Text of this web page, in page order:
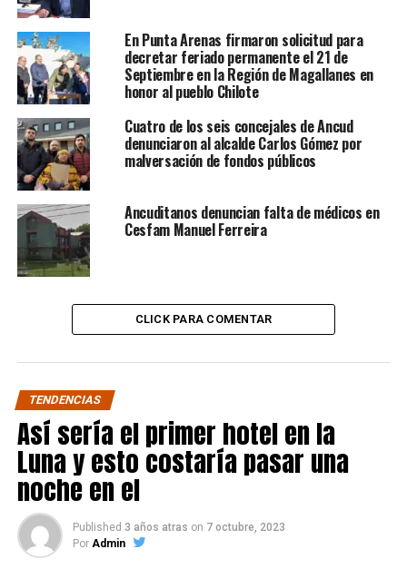
En Punta Arenas firmaron solicitud para
decretar feriado permanente el 21 de
Septiembre en la Región de Magallanes en
honor al pueblo Chilote
Cuatro de los seis concejales de Ancud
denunciaron al alcalde Carlos Gómez por
malversación de fondos públicos
Ancuditanos denuncian falta de médicos en
Cesfam Manuel Ferreira
CLICK PARA COMENTAR
TENDENCIAS
Así sería el primer hotel en la
Luna y esto costaría pasar una
noche en el
Published 3 años atras on 7 octubre, 2023
Por Admin